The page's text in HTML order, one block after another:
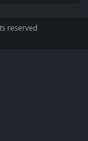
reserved